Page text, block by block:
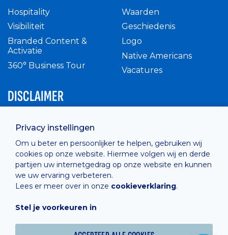
Privacy instellingen
Om u beter en persoonlijker te helpen, gebruiken wij
cookies op onze website. Hiermee volgen wij en derde
partijen uw internetgedrag op onze website en kunnen
we uw ervaring verbeteren.
Lees er meer over in onze cookieverklaring.
Stel je voorkeuren in
Hospitality
Visibiliteit
Branded Content &
Activatie
360° Business Tour
Waarden
Geschiedenis
Logo
Native Americans
Vacatures
DISCLAIMER
Privacy Policy
Cashless
verkoopsvoorwaarden
Cookie Policy
Hosted by Combell